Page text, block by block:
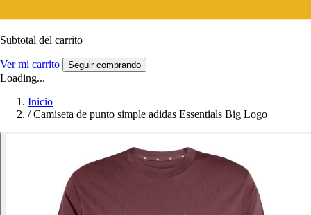
Subtotal del carrito
Ver mi carrito Seguir comprando
Loading...
Inicio
/ Camiseta de punto simple adidas Essentials Big Logo